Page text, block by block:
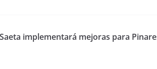
implementará mejoras para